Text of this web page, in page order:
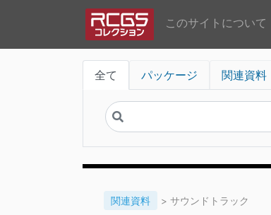
このサイトについて
全て パッケージ 関連資料
関連資料 > サウンドトラック